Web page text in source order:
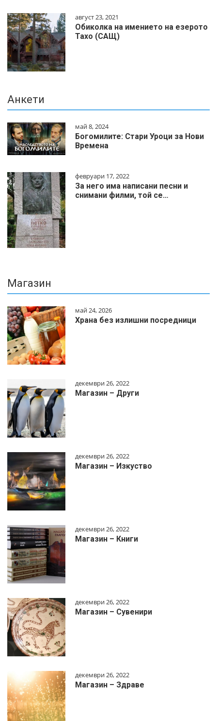
август 23, 2021
Обиколка на имението на езерото
Тахо (САЩ)
Анкети
май 8, 2024
Богомилите: Стари Уроци за Нови
Времена
февруари 17, 2022
За него има написани песни и
снимани филми, той се…
Магазин
май 24, 2026
Храна без излишни посредници
декември 26, 2022
Магазин – Други
декември 26, 2022
Магазин – Изкуство
декември 26, 2022
Магазин – Книги
декември 26, 2022
Магазин – Сувенири
декември 26, 2022
Магазин – Здраве